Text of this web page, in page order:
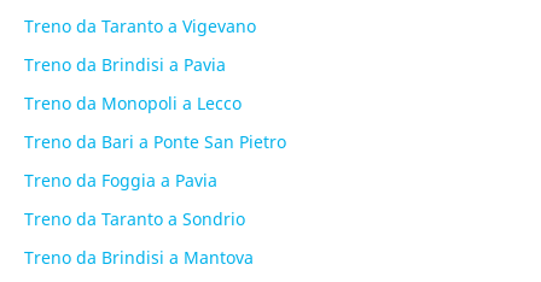
Treno da Taranto a Vigevano
Treno da Brindisi a Pavia
Treno da Monopoli a Lecco
Treno da Bari a Ponte San Pietro
Treno da Foggia a Pavia
Treno da Taranto a Sondrio
Treno da Brindisi a Mantova